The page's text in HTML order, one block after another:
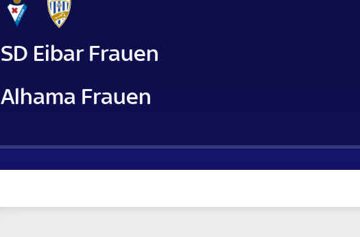
SD Eibar Frauen
Alhama Frauen